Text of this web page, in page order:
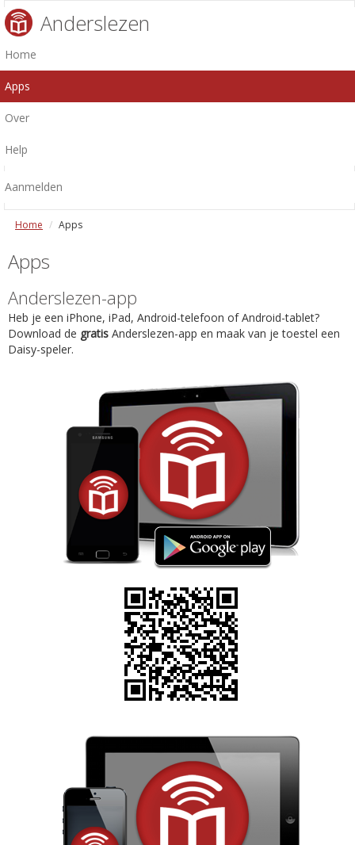
Anderslezen
Home
Apps
Over
Help
Aanmelden
Home Apps
Apps
Anderslezen-app
Heb je een iPhone, iPad, Android-telefoon of Android-tablet?
Download de gratis Anderslezen-app en maak van je toestel een
Daisy-speler.